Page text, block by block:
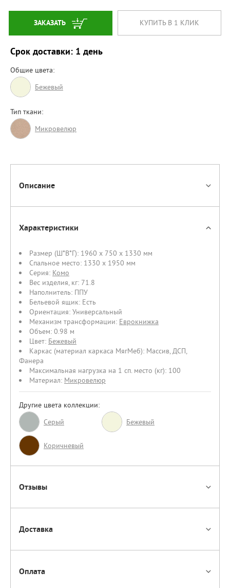
ЗАКАЗАТЬ КУПИТЬ В 1 КЛИК
Срок доставки: 1 день
Общие цвета:
Бежевый
Тип ткани:
Микровелюр
Описание
Характеристики
Размер (Ш*В*Г): 1960 x 750 x 1330 мм
Спальное место: 1330 х 1950 мм
Серия: Комо
Вес изделия, кг: 71.8
Наполнитель: ППУ
Бельевой ящик: Есть
Ориентация: Универсальный
Механизм трансформации: Еврокнижка
Объем: 0.98 м
Цвет: Бежевый
Каркас (материал каркаса МягМеб): Массив,ДСП,
Фанера
Максимальная нагрузка на 1 сп. место (кг): 100
Материал: Микровелюр
Другие цвета коллекции:
Серый
Бежевый
Коричневый
Отзывы
Доставка
Оплата